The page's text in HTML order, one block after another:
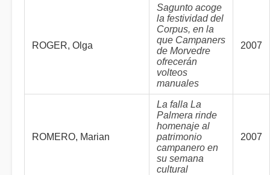
ROGER, Olga
Sagunto acoge
la festividad del
Corpus, en la
que Campaners
de Morvedre
ofrecerán
volteos
manuales
2007
ROMERO, Marian
La falla La
Palmera rinde
homenaje al
patrimonio
campanero en
su semana
cultural
2007